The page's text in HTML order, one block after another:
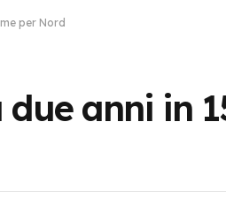
per Nord
anni in